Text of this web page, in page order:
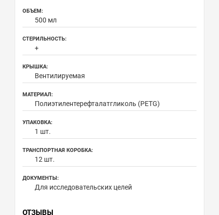
ОБЪЕМ:
500 мл
СТЕРИЛЬНОСТЬ:
+
КРЫШКА:
Вентилируемая
МАТЕРИАЛ:
Полиэтилентерефталатгликоль (PETG)
УПАКОВКА:
1 шт.
ТРАНСПОРТНАЯ КОРОБКА:
12 шт.
ДОКУМЕНТЫ:
Для исследовательских целей
ОТЗЫВЫ